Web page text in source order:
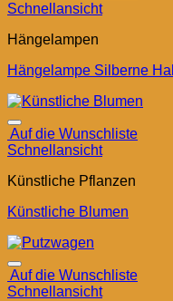
Schnellansicht
Hängelampen
Hängelampe Silberne
Auf die Wunschliste
Schnellansicht
Künstliche Pflanzen
Künstliche Blumen
Auf die Wunschliste
Schnellansicht